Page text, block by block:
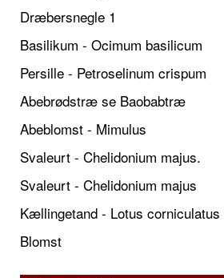
Dræbersnegle 1
Basilikum - Ocimum basilicum
Persille - Petroselinum crispum
Abebrødstræ se Baobabtræ
Abeblomst - Mimulus
Svaleurt - Chelidonium majus.
Svaleurt - Chelidonium majus
Kællingetand - Lotus corniculatus
Blomst